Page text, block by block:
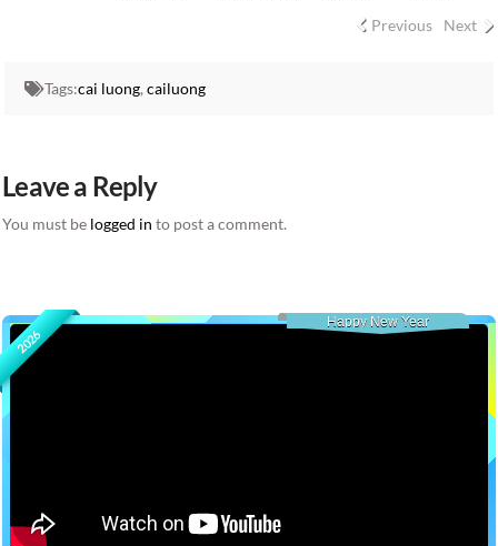
Previous
Next
Tags:cai luong, cailuong
Leave a Reply
You must be logged in to post a comment.
2026
Happy New Year